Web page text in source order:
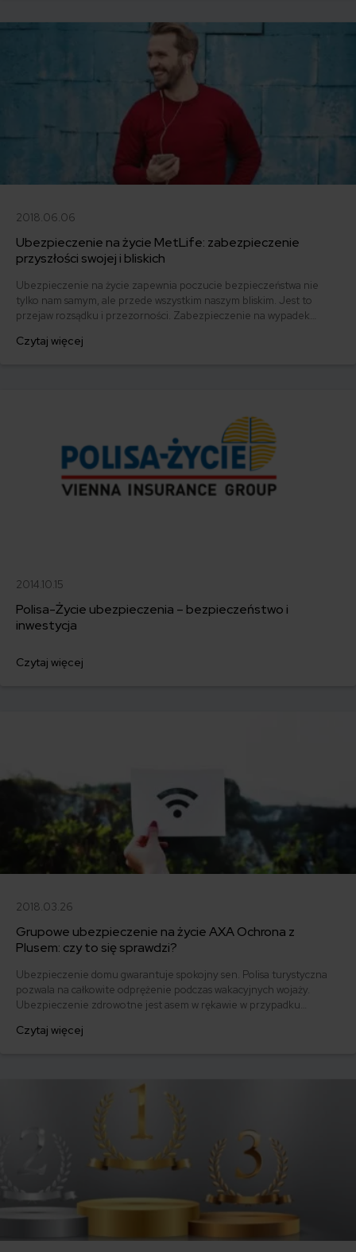
2018.06.06
Ubezpieczenie na życie MetLife: zabezpieczenie
przyszłości swojej i bliskich
Ubezpieczenie na życie zapewnia poczucie bezpieczeństwa nie
tylko nam samym, ale przede wszystkim naszym bliskim. Jest to
przejaw rozsądku i przezorności. Zabezpieczenie na wypadek
momencie, gdy nas zabraknie. Jak w tej roli spisuje się
Czytaj więcej
2014.10.15
Polisa-Życie ubezpieczenia – bezpieczeństwo i
inwestycja
Czytaj więcej
2018.03.26
Grupowe ubezpieczenie na życie AXA Ochrona z
Plusem: czy to się sprawdzi?
Ubezpieczenie domu gwarantuje spokojny sen. Polisa turystyczna
pozwala na całkowite odprężenie podczas wakacyjnych wojaży.
Ubezpieczenie zdrowotne jest asem w rękawie w przypadku
chroni to, co najważniejsze. Tym razem sprawdzamy jak na tle innych
Czytaj więcej